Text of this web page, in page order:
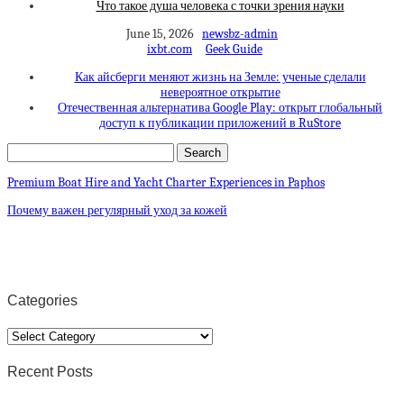
Что такое душа человека с точки зрения науки
June 15, 2026 newsbz-admin
ixbt.com
Geek Guide
Как айсберги меняют жизнь на Земле: ученые сделали
невероятное открытие
Отечественная альтернатива Google Play: открыт глобальный
доступ к публикации приложений в RuStore
Premium Boat Hire and Yacht Charter Experiences in Paphos
Почему важен регулярный уход за кожей
Categories
Categories
Recent Posts